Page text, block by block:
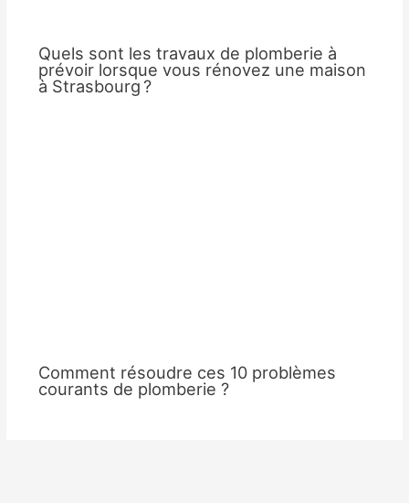
Quels sont les travaux de plomberie à
prévoir lorsque vous rénovez une maison
à Strasbourg ?
Comment résoudre ces 10 problèmes
courants de plomberie ?